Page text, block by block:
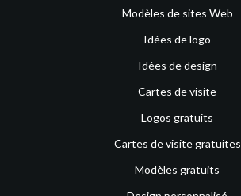
Modèles de sites Web
Idées de logo
Idées de design
Cartes de visite
Logos gratuits
Cartes de visite gratuites
Modèles gratuits